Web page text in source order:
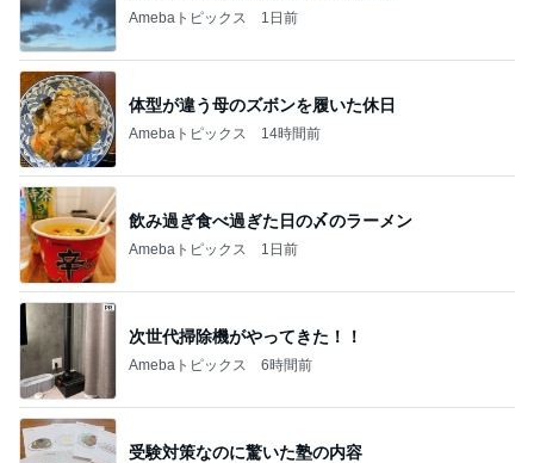
Amebaトピックス 1日前
体型が違う母のズボンを履いた休日
Amebaトピックス 14時間前
飲み過ぎ食べ過ぎた日の〆のラーメン
Amebaトピックス 1日前
次世代掃除機がやってきた！！
Amebaトピックス 6時間前
受験対策なのに驚いた塾の内容